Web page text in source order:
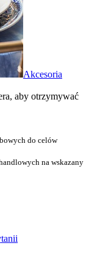
Akcesoria
aby otrzymywać
do celów
na wskazany